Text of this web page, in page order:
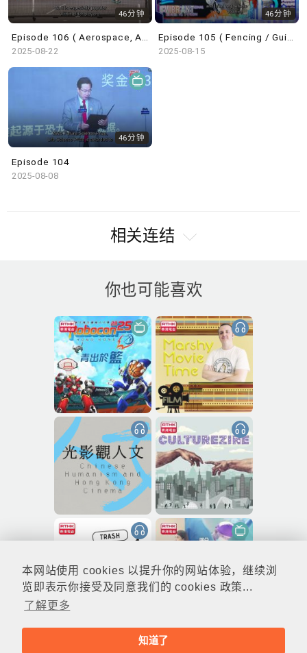
本网站使用 cookies 以提升你的网站体验，继续浏
览即表示你接受及同意我们的 cookies 政策...
了解更多
知道了
46分钟
Episode 106 ( Aerospace, Aviation, Navigation / Saudi Super Cup / Pickleball / Dunhuang Exhibition )
2025-08-22
46分钟
Episode 105 ( Fencing / GuideFong / Giant Panda / Arts Carnival )
2025-08-15
46分钟
Episode 104
2025-08-08
相关连结
你也可能喜欢